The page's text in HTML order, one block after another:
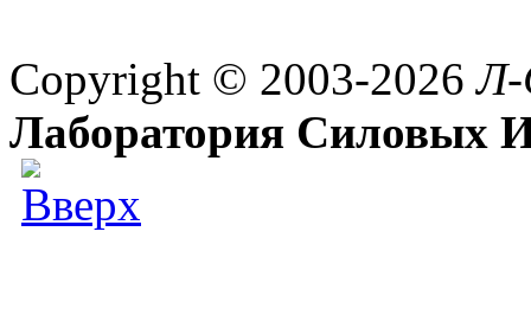
Copyright © 2003-2026
Лаборатория Силовых